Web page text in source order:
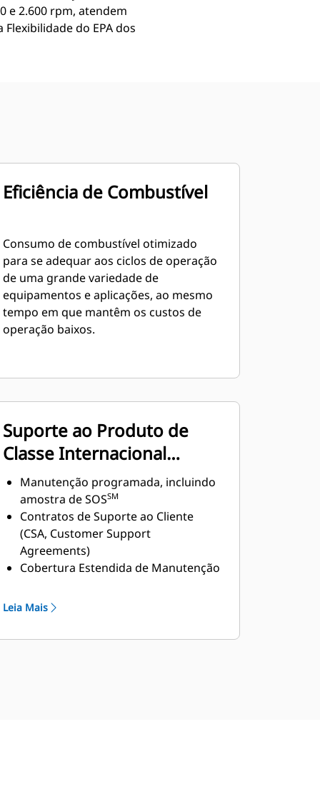
e 2.600 rpm, atendem
do EPA dos
Eficiência de Combustível
Consumo de combustível otimizado
para se adequar aos ciclos de operação
de uma grande variedade de
equipamentos e aplicações, ao mesmo
tempo em que mantêm os custos de
operação baixos.
Suporte ao Produto de
Classe Internacional
Oferecido pela Rede
Mundial de Revendedores
Cat
Manutenção programada, incluindo
amostra de SOSSM
Contratos de Suporte ao Cliente
(CSA, Customer Support
Agreements)
Cobertura Estendida de Manutenção
Caterpillar
alta qualidade
Leia Mais